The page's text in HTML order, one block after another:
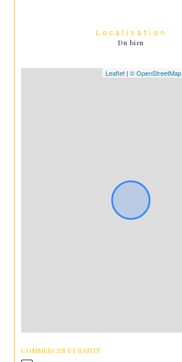
Localisation
Du bien
Leaflet | © OpenStreetMap
COMMERCES ET SANTÉ